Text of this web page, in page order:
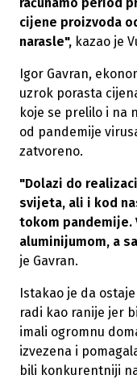
cijene proizvoda
narasle", kazao je
Igor Gavran,
uzrok porasta
koje se prelilo i na
od pandemije
zatvoreno.
"Dolazi do
svijeta, ali i kod
tokom pandemije.
aluminijumom, a
je Gavran.
Istakao je da
radi kao ranije jer
imali ogromnu
izvezena i
bili konkurentniji